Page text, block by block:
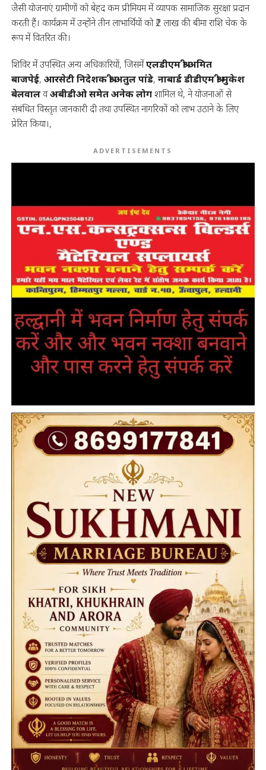
जैसी योजनाएं ग्रामीणों को बेहद कम प्रीमियम में व्यापक सामाजिक सुरक्षा प्रदान
करती हैं। कार्यक्रम में उन्होंने तीन लाभार्थियों को ₹2 लाख की बीमा राशि चेक के
रूप में वितरित की।
शिविर में उपस्थित अन्य अधिकारियों, जिसमेंएलडीएम श्री अमित
बाजपेई, आरसेटी निदेशक श्री अतुल पांडे, नाबार्ड डीडीएम श्री मुकेश
बेलवालवअबीडीओ समेत अनेक लोगशामिल थे, ने योजनाओं से
संबंधित विस्तृत जानकारी दी तथा उपस्थित नागरिकों को लाभ उठाने के लिए
प्रेरित किया।,
ADVERTISEMENTS